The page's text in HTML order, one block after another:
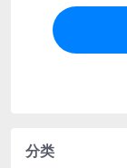
分类